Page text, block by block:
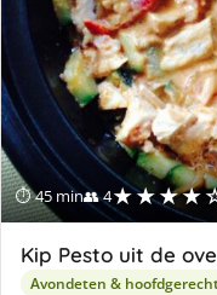
⏱ 45 min👥 4
Kip Pesto uit de
Avondeten &